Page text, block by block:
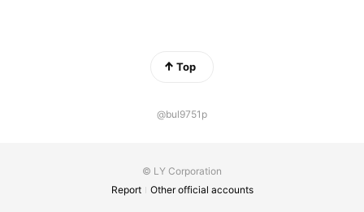
Top
@bul9751p
© LY Corporation
Report
Other official accounts